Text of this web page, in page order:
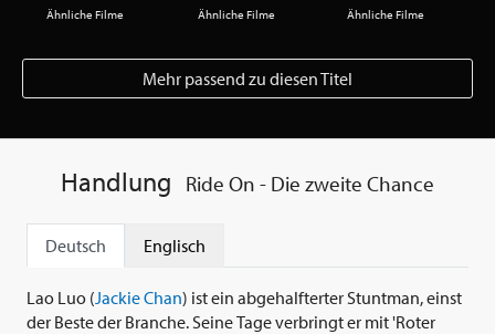
Ähnliche Filme Ähnliche Filme Ähnliche Filme
Mehr passend zu diesen Titel
Handlung Ride On - Die zweite Chance
Deutsch Englisch
Lao Luo (Jackie Chan) ist ein abgehalfterter Stuntman, einst
der Beste der Branche. Seine Tage verbringt er mit 'Roter